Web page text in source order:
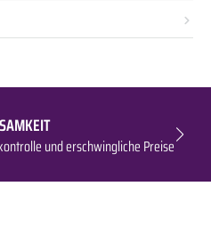
und erschwingliche Preise